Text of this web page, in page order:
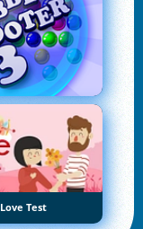
Love Test